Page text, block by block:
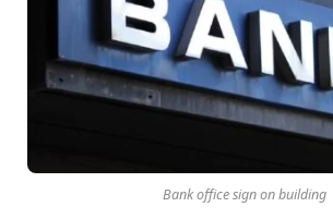
Bank office sign on building